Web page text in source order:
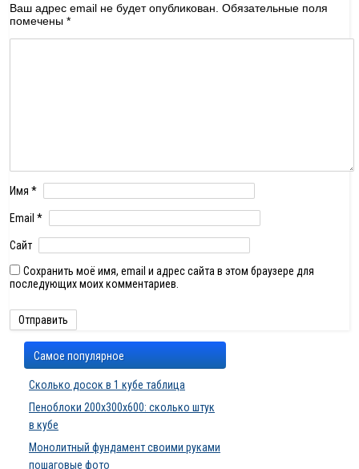
Ваш адрес email не будет опубликован. Обязательные поля
помечены *
Имя *
Email *
Сайт
Сохранить моё имя, email и адрес сайта в этом браузере для
последующих моих комментариев.
Самое популярное
Сколько досок в 1 кубе таблица
Пеноблоки 200х300х600: сколько штук
в кубе
Монолитный фундамент своими руками
пошаговые фото